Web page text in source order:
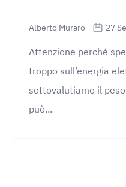
Alberto Muraro 27
Attenzione perché
troppo sull’energia
sottovalutiamo il peso
può...